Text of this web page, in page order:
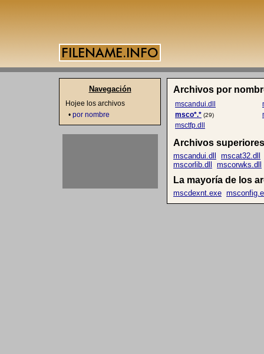
Archivos por
mscandui.dll
msco*.* (29)
msctfp.dll
Archivos
mscandui.dll mscat32.dll
mscorlib.dll mscorwks.dll
La mayoría de los
mscdexnt.exe
Navegación
Hojee los archivos
• por nombre